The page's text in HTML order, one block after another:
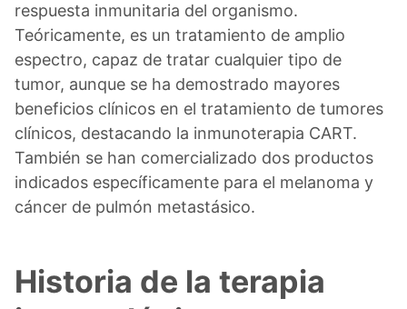
respuesta inmunitaria del organismo.
Teóricamente, es un tratamiento de amplio
espectro, capaz de tratar cualquier tipo de
tumor, aunque se ha demostrado mayores
beneficios clínicos en el tratamiento de tumores
clínicos, destacando la inmunoterapia CART.
También se han comercializado dos productos
indicados específicamente para el melanoma y
cáncer de pulmón metastásico.
Historia de la terapia